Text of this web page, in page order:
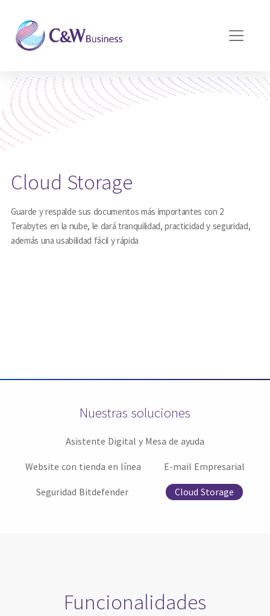
Cloud Storage
Guarde y respalde sus documentos más importantes con 2
Terabytes en la nube, le dará tranquilidad, practicidad y seguridad,
además una usabilidad fácil y rápida
Nuestras soluciones
Asistente Digital y Mesa de ayuda
Website con tienda en línea E-mail Empresarial
Seguridad Bitdefender Cloud Storage
Funcionalidades